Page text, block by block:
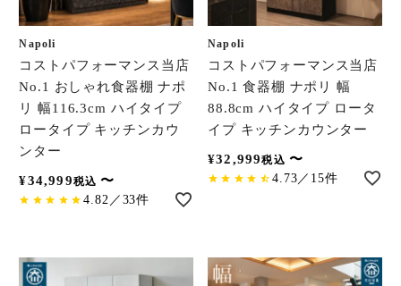
Napoli
コストパフォーマンス当店
No.1 おしゃれ食器棚 ナポ
リ 幅116.3cm ハイタイプ
ロータイプ キッチンカウ
ンター
¥34,999税込 〜
4.82／33件
Napoli
コストパフォーマンス当店
No.1 食器棚 ナポリ 幅
88.8cm ハイタイプ ロータ
イプ キッチンカウンター
¥32,999税込 〜
4.73／15件